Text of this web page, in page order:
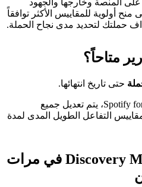
أولوية للمقاييس الأكثر توافقاً
حملتك لتحديد مدى نجاح الحملة.
متاحاً؟
حتى تاريخ انتهائها.
بالنسبة إلى التقارير في Spotify for Artists، يتم تعديل جميع
التفاعل الطويل المدى لمدة
قياس تأثير حملة Discovery Mode في مرات